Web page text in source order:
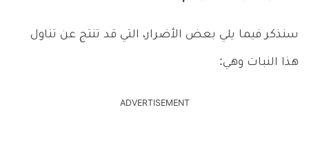
سنذكر فيما يلي بعض الأضرار، التي قد تنتج عن تناول
هذا النبات وهي:
ADVERTISEMENT